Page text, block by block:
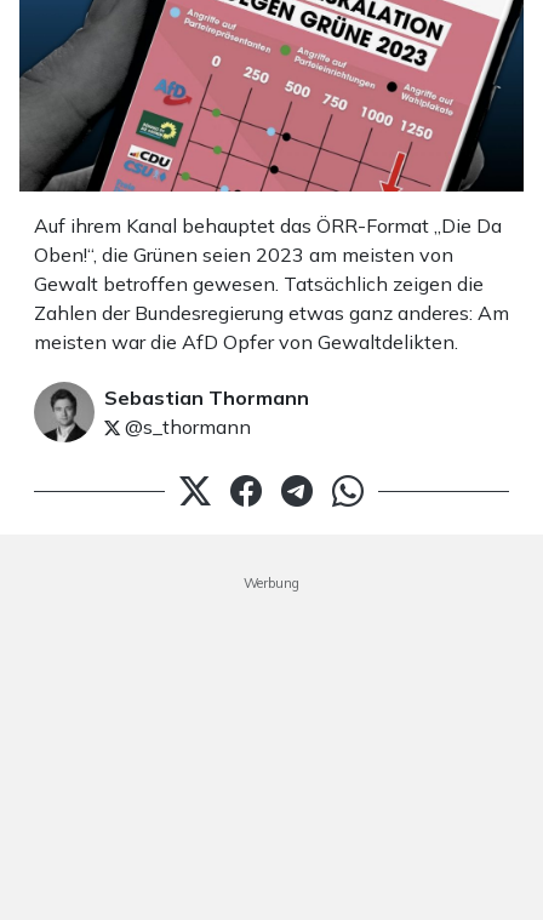
Auf ihrem Kanal behauptet das ÖRR-Format „Die Da
Oben!“, die Grünen seien 2023 am meisten von
Gewalt betroffen gewesen. Tatsächlich zeigen die
Zahlen der Bundesregierung etwas ganz anderes: Am
meisten war die AfD Opfer von Gewaltdelikten.
Sebastian Thormann
@s_thormann
Werbung